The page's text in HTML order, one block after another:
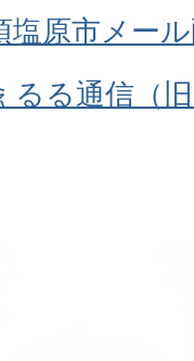
塩原市メー
るる通信（